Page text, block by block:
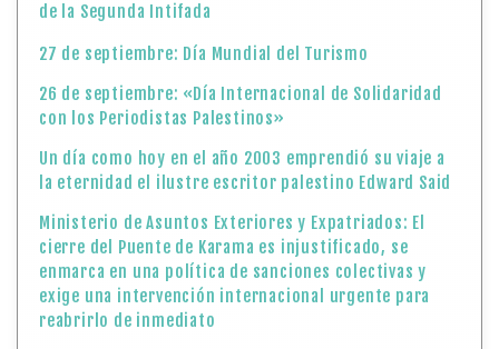
de la Segunda Intifada
27 de septiembre: Día Mundial del Turismo
26 de septiembre: «Día Internacional de Solidaridad
con los Periodistas Palestinos»
Un día como hoy en el año 2003 emprendió su viaje a
la eternidad el ilustre escritor palestino Edward Said
Ministerio de Asuntos Exteriores y Expatriados: El
cierre del Puente de Karama es injustificado, se
enmarca en una política de sanciones colectivas y
exige una intervención internacional urgente para
reabrirlo de inmediato